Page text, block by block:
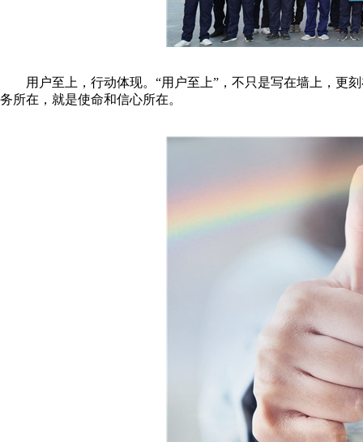
用户至上，行动体现。“用户至上”，不只是写在墙上，更
务所在，就是使命和信心所在。